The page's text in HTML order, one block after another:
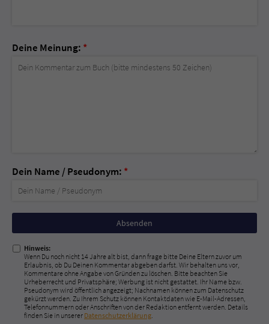
Deine Meinung: *
Dein Name / Pseudonym: *
Nicht
ausfüllen!
Hinweis:
Wenn Du noch nicht 14 Jahre alt bist, dann frage bitte Deine Eltern zuvor um
Erlaubnis, ob Du Deinen Kommentar abgeben darfst. Wir behalten uns vor,
Kommentare ohne Angabe von Gründen zu löschen. Bitte beachten Sie
Urheberrecht und Privatsphäre; Werbung ist nicht gestattet. Ihr Name bzw.
Pseudonym wird öffentlich angezeigt; Nachnamen können zum Datenschutz
gekürzt werden. Zu Ihrem Schutz können Kontaktdaten wie E-Mail-Adressen,
Telefonnummern oder Anschriften von der Redaktion entfernt werden. Details
finden Sie in unserer Datenschutzerklärung.